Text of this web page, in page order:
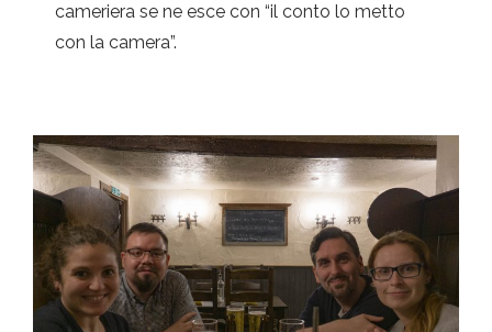
cameriera se ne esce con “il conto lo metto
con la camera”.